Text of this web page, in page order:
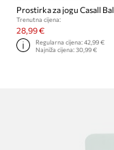
Prostirka za jogu Casall
Trenutna cijena:
28,99 €
Regularna cijena:42,99 €
Najniža cijena:30,99 €